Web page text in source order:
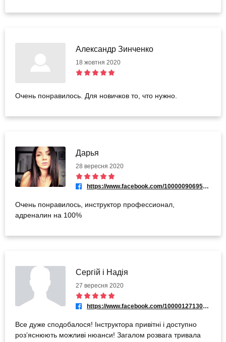
Александр Зинченко
18 жовтня 2020
Очень понравилось. Для новичков то, что нужно.
Дарья
28 вересня 2020
https://www.facebook.com/100000906950073
Очень понравилось, инструктор профессионал,
адреналин на 100%
Сергій і Надія
27 вересня 2020
https://www.facebook.com/100001271303230
Все дуже сподобалося! Інструктора привітні і доступно
роз’яснюють можливі нюанси! Загалом розвага тривала